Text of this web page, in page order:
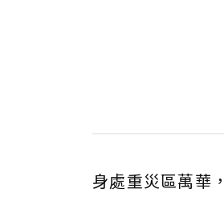
身處重災區萬華